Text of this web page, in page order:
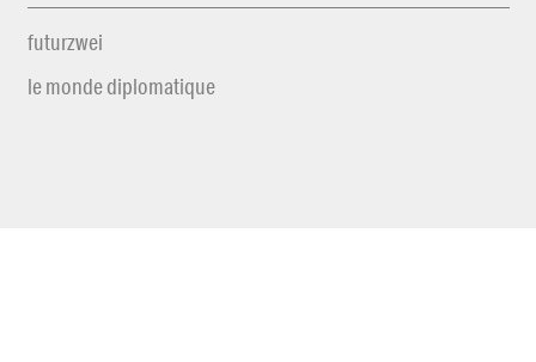
futurzwei
le monde diplomatique